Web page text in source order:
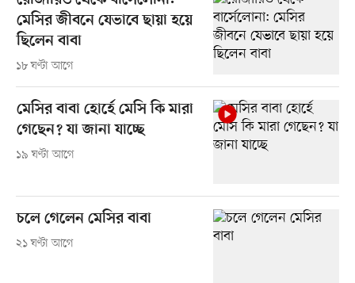
মেসির জীবনে যেভাবে ছায়া হয়ে
ছিলেন বাবা
১৮ ঘণ্টা আগে
মেসির বাবা হোর্হে মেসি কি মারা
গেছেন? যা জানা যাচ্ছে
১৯ ঘণ্টা আগে
চলে গেলেন মেসির বাবা
২১ ঘণ্টা আগে